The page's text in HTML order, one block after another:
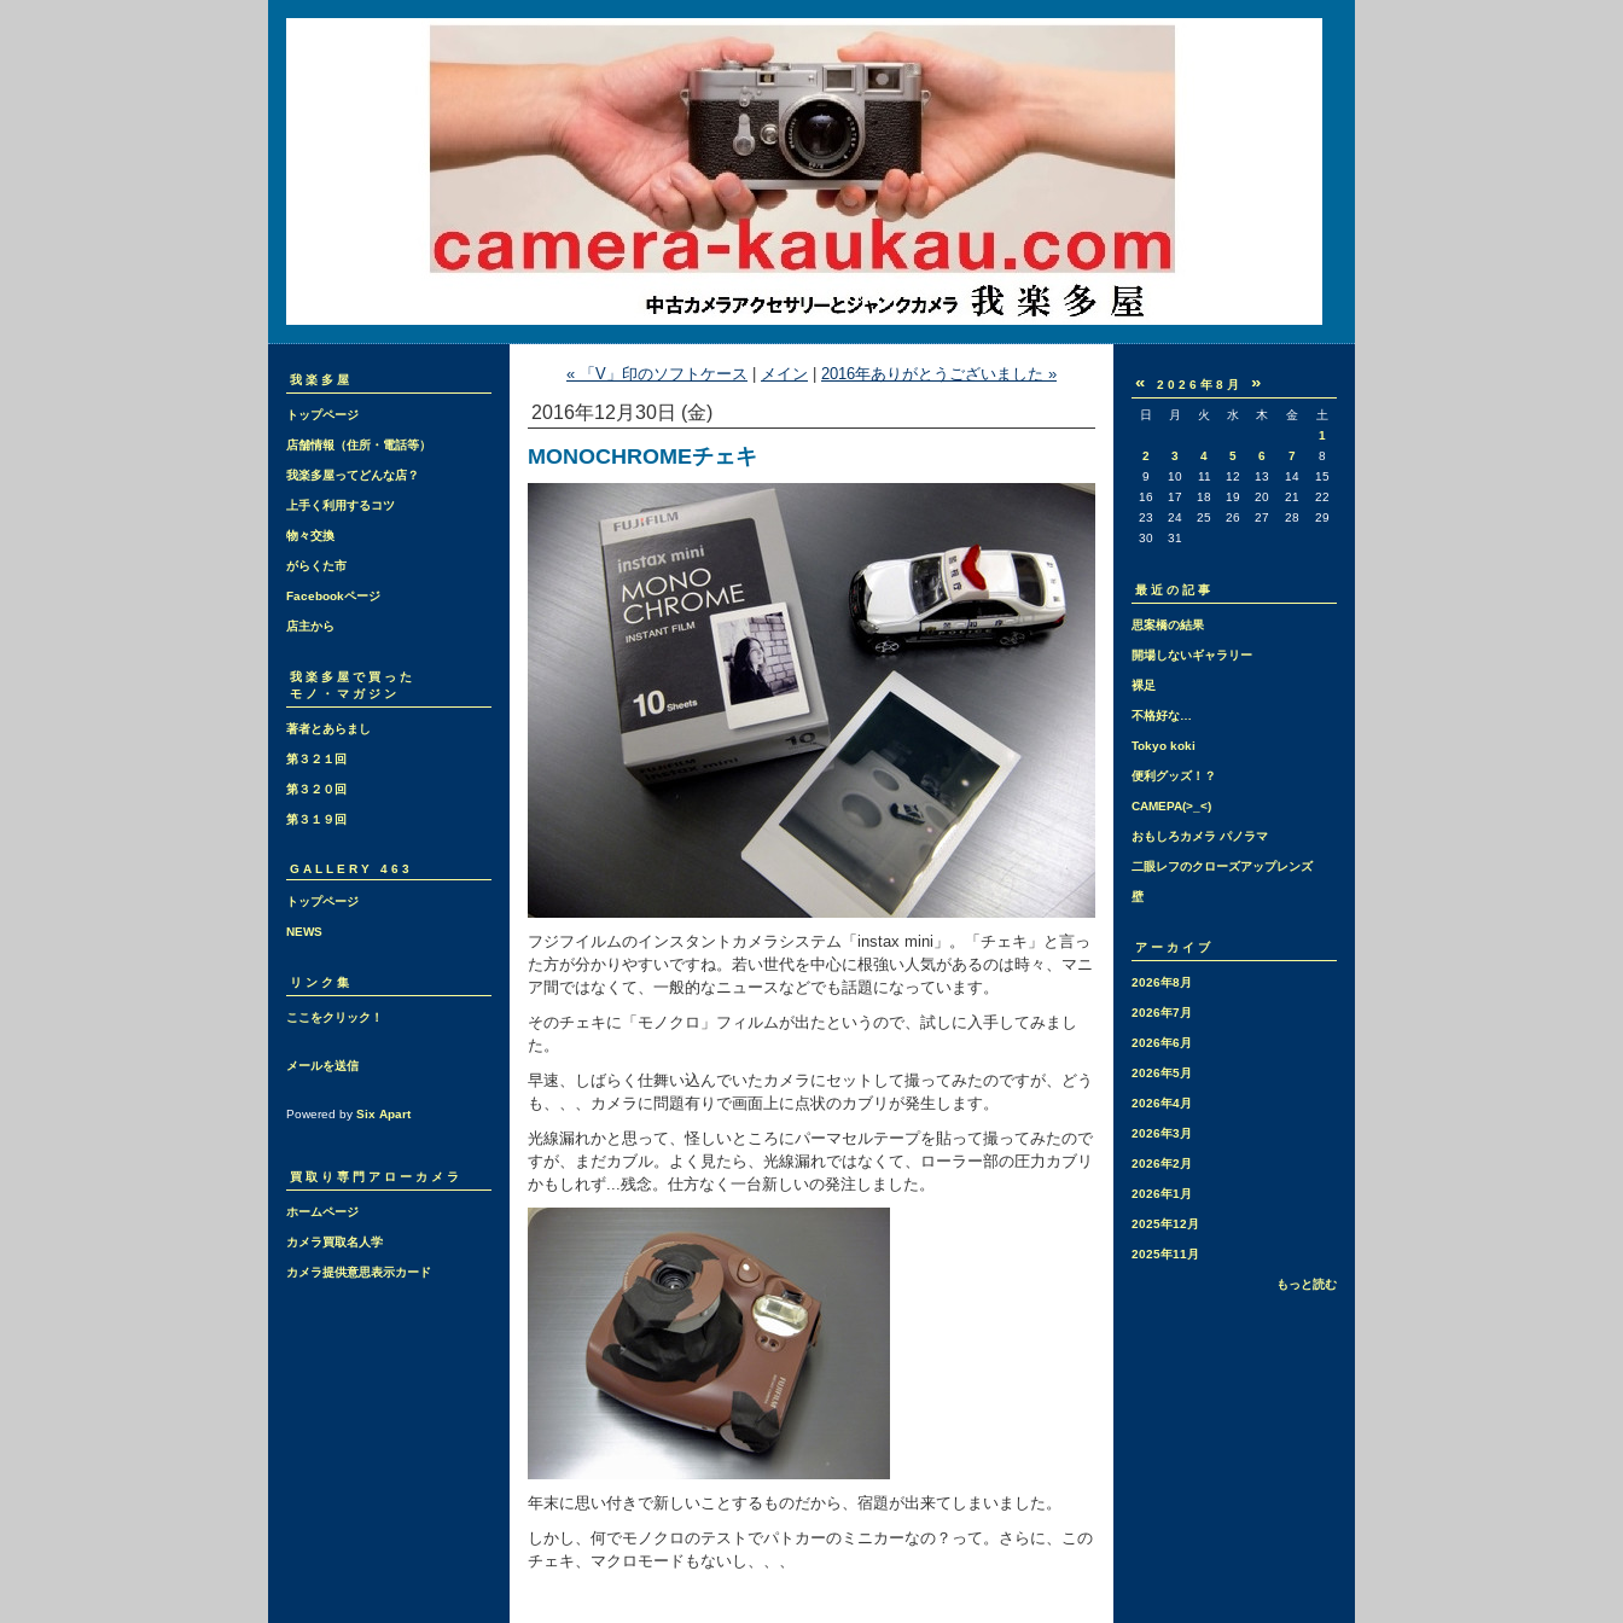
我楽多屋
トップページ
店舗情報（住所・電話等）
我楽多屋ってどんな店？
上手く利用するコツ
物々交換
がらくた市
Facebookページ
店主から
我楽多屋で買った
モノ・マガジン
著者とあらまし
第３２１回
第３２０回
第３１９回
GALLERY 463
トップページ
NEWS
リンク集
ここをクリック！
メールを送信
Powered by Six Apart
買取り専門アローカメラ
ホームページ
カメラ買取名人学
カメラ提供意思表示カード
« 「V」印のソフトケース メイン 2016年ありがとうございました »
2016年12月30日 (金)
MONOCHROMEチェキ
フジフイルムのインスタントカメラシステム「instax mini」。「チェキ」と言っ
た方が分かりやすいですね。若い世代を中心に根強い人気があるのは時々、マニ
ア間ではなくて、一般的なニュースなどでも話題になっています。
そのチェキに「モノクロ」フィルムが出たというので、試しに入手してみまし
た。
早速、しばらく仕舞い込んでいたカメラにセットして撮ってみたのですが、どう
も、、、カメラに問題有りで画面上に点状のカブリが発生します。
光線漏れかと思って、怪しいところにパーマセルテープを貼って撮ってみたので
すが、まだカブル。よく見たら、光線漏れではなくて、ローラー部の圧力カブリ
かもしれず...残念。仕方なく一台新しいの発注しました。
年末に思い付きで新しいことするものだから、宿題が出来てしまいました。
しかし、何でモノクロのテストでパトカーのミニカーなの？って。さらに、この
チェキ、マクロモードもないし、、、
« 2026年8月 »
日 月 火 水 木 金
土
1
2
3 4 5 6 7
8
9
10 11 12 13 14
15
16
17 18 19 20 21
22
23
24 25 26 27 28
29
30
31
最近の記事
思案橋の結果
開場しないギャラリー
裸足
不格好な…
Tokyo koki
便利グッズ！？
CAMEPA(>_<)
おもしろカメラ パノラマ
二眼レフのクローズアップレンズ
壁
アーカイブ
2026年8月
2026年7月
2026年6月
2026年5月
2026年4月
2026年3月
2026年2月
2026年1月
2025年12月
2025年11月
もっと読む